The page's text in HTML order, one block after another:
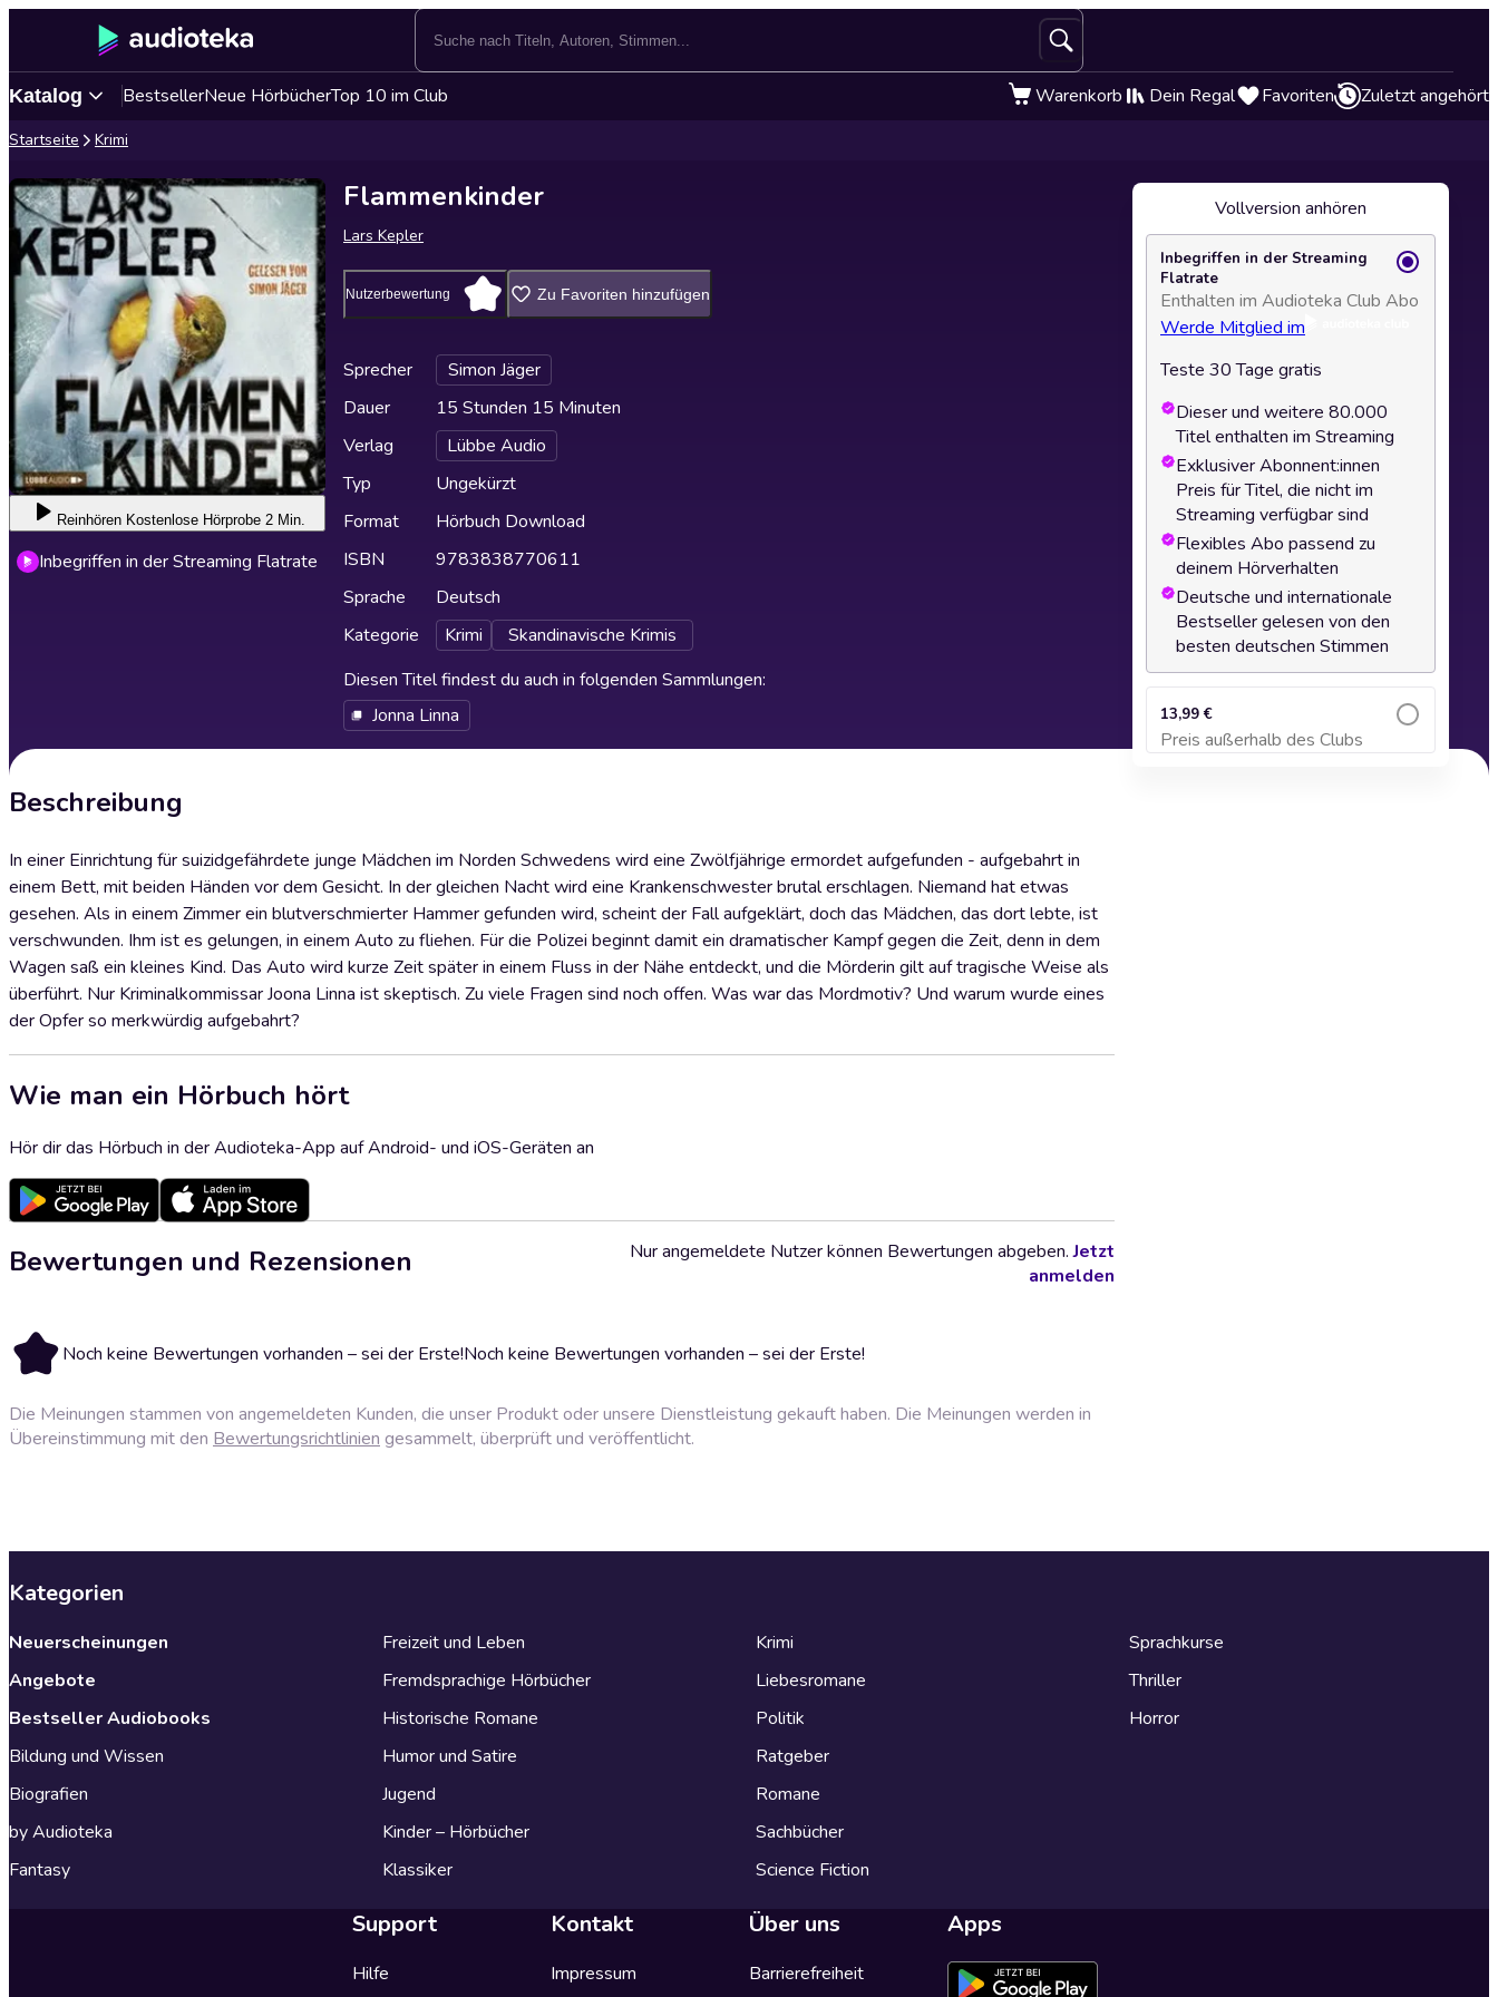
Katalog BestsellerNeue HörbücherTop 10 im Club Warenkorb Dein Regal Favoriten Zuletzt angehört
Startseite Krimi
Reinhören Kostenlose Hörprobe 2 Min.
Inbegriffen in der Streaming Flatrate
Flammenkinder
Lars Kepler
Nutzerbewertung Zu Favoriten hinzufügen
Sprecher
Simon Jäger
Dauer
15 Stunden 15 Minuten
Verlag
Lübbe Audio
Typ
Ungekürzt
Format
Hörbuch Download
ISBN
9783838770611
Sprache
Deutsch
Kategorie
Krimi
Skandinavische Krimis
Diesen Titel findest du auch in folgenden Sammlungen:
Jonna Linna
Beschreibung
In einer Einrichtung für suizidgefährdete junge Mädchen im Norden Schwedens wird eine Zwölfjährige ermordet aufgefunden - aufgebahrt in
einem Bett, mit beiden Händen vor dem Gesicht. In der gleichen Nacht wird eine Krankenschwester brutal erschlagen. Niemand hat etwas
gesehen. Als in einem Zimmer ein blutverschmierter Hammer gefunden wird, scheint der Fall aufgeklärt, doch das Mädchen, das dort lebte, ist
verschwunden. Ihm ist es gelungen, in einem Auto zu fliehen. Für die Polizei beginnt damit ein dramatischer Kampf gegen die Zeit, denn in dem
Wagen saß ein kleines Kind. Das Auto wird kurze Zeit später in einem Fluss in der Nähe entdeckt, und die Mörderin gilt auf tragische Weise als
überführt. Nur Kriminalkommissar Joona Linna ist skeptisch. Zu viele Fragen sind noch offen. Was war das Mordmotiv? Und warum wurde eines
der Opfer so merkwürdig aufgebahrt?
Wie man ein Hörbuch hört
Hör dir das Hörbuch in der Audioteka-App auf Android- und iOS-Geräten an
Bewertungen und Rezensionen
Noch keine Bewertungen vorhanden – sei der Erste!Noch keine Bewertungen vorhanden – sei der Erste!
Nur angemeldete Nutzer können Bewertungen abgeben.Jetzt
anmelden
Die Meinungen stammen von angemeldeten Kunden, die unser Produkt oder unsere Dienstleistung gekauft haben. Die Meinungen werden in
Übereinstimmung mit den Bewertungsrichtlinien gesammelt, überprüft und veröffentlicht.
Vollversion anhören
Inbegriffen in der Streaming
Flatrate
Enthalten im Audioteka Club Abo
Werde Mitglied im
Teste 30 Tage gratis
Dieser und weitere 80.000
Titel enthalten im Streaming
Exklusiver Abonnent:innen
Preis für Titel, die nicht im
Streaming verfügbar sind
Flexibles Abo passend zu
deinem Hörverhalten
Deutsche und internationale
Bestseller gelesen von den
besten deutschen Stimmen
13,99 €
Preis außerhalb des Clubs
Zum Warenkorb hinzufügen
Kategorien
Neuerscheinungen
Angebote
Bestseller Audiobooks
Bildung und Wissen
Biografien
by Audioteka
Fantasy
Freizeit und Leben
Fremdsprachige Hörbücher
Historische Romane
Humor und Satire
Jugend
Kinder – Hörbücher
Klassiker
Krimi
Liebesromane
Politik
Ratgeber
Romane
Sachbücher
Science Fiction
Sprachkurse
Thriller
Horror
Support
Hilfe
Kontakt
Impressum
Über uns
Barrierefreiheit
Apps